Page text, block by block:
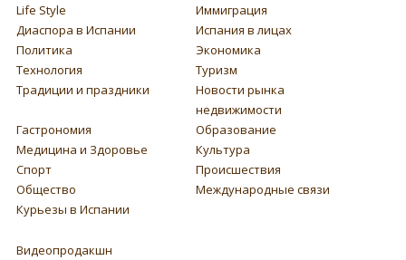
Life Style
Иммиграция
Диаспора в Испании
Испания в лицах
Политика
Экономика
Технология
Туризм
Традиции и праздники
Новости рынка
недвижимости
Гастрономия
Образование
Медицина и Здоровье
Культура
Спорт
Происшествия
Общество
Международные связи
Курьезы в Испании
Видеопродакшн